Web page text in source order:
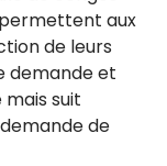
aux
de leurs
demande et
suit
de